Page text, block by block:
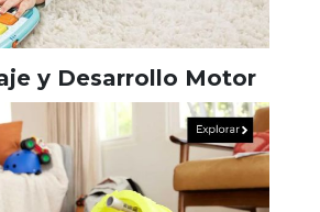
y Desarrollo Motor